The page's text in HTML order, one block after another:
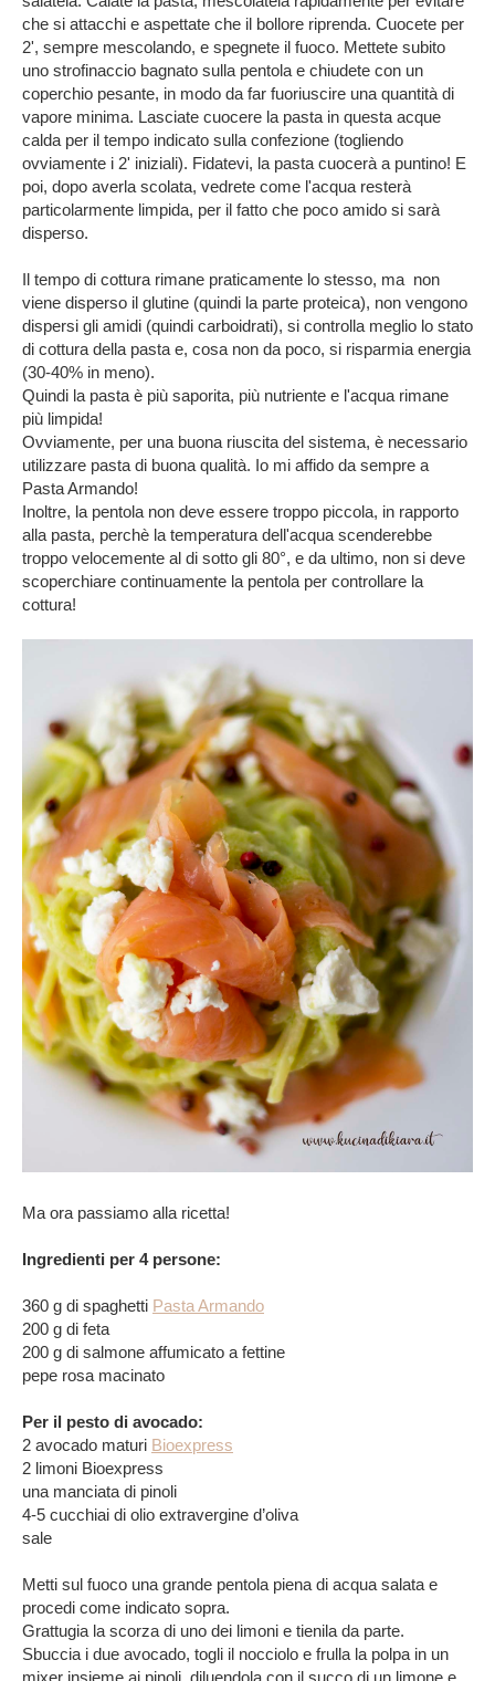
che si attacchi e aspettate che il bollore riprenda. Cuocete per
2', sempre mescolando, e spegnete il fuoco. Mettete subito
uno strofinaccio bagnato sulla pentola e chiudete con un
coperchio pesante, in modo da far fuoriuscire una quantità di
vapore minima. Lasciate cuocere la pasta in questa acque
calda per il tempo indicato sulla confezione (togliendo
ovviamente i 2' iniziali). Fidatevi, la pasta cuocerà a puntino! E
poi, dopo averla scolata, vedrete come l'acqua resterà
particolarmente limpida, per il fatto che poco amido si sarà
disperso.
Il tempo di cottura rimane praticamente lo stesso, ma non
viene disperso il glutine (quindi la parte proteica), non vengono
dispersi gli amidi (quindi carboidrati), si controlla meglio lo stato
di cottura della pasta e, cosa non da poco, si risparmia energia
(30-40% in meno).
Quindi la pasta è più saporita, più nutriente e l'acqua rimane
più limpida!
Ovviamente, per una buona riuscita del sistema, è necessario
utilizzare pasta di buona qualità. Io mi affido da sempre a
Pasta Armando!
Inoltre, la pentola non deve essere troppo piccola, in rapporto
alla pasta, perchè la temperatura dell'acqua scenderebbe
troppo velocemente al di sotto gli 80°, e da ultimo, non si deve
scoperchiare continuamente la pentola per controllare la
cottura!
Ma ora passiamo alla ricetta!
Ingredienti per 4 persone:
360 g di spaghetti Pasta Armando
200 g di feta
200 g di salmone affumicato a fettine
pepe rosa macinato
Per il pesto di avocado:
2 avocado maturi Bioexpress
2 limoni Bioexpress
una manciata di pinoli
4-5 cucchiai di olio extravergine d’oliva
sale
Metti sul fuoco una grande pentola piena di acqua salata e
procedi come indicato sopra.
Grattugia la scorza di uno dei limoni e tienila da parte.
Sbuccia i due avocado, togli il nocciolo e frulla la polpa in un
mixer insieme ai pinoli, diluendola con il succo di un limone e